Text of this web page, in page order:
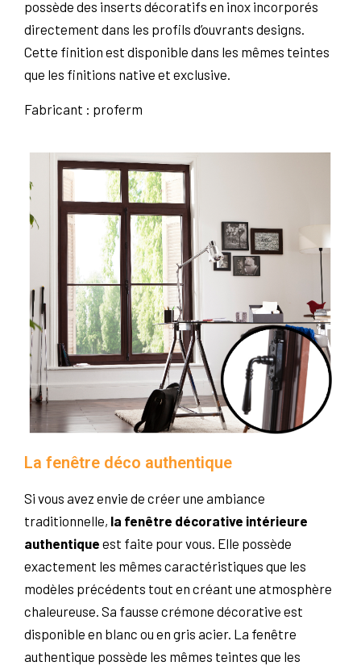
possède des inserts décoratifs en inox incorporés
directement dans les profils d’ouvrants designs.
Cette finition est disponible dans les mêmes teintes
que les finitions native et exclusive.
Fabricant : proferm
La fenêtre déco authentique
Si vous avez envie de créer une ambiance
traditionnelle, la fenêtre décorative intérieure
authentique est faite pour vous. Elle possède
exactement les mêmes caractéristiques que les
modèles précédents tout en créant une atmosphère
chaleureuse. Sa fausse crémone décorative est
disponible en blanc ou en gris acier. La fenêtre
authentique possède les mêmes teintes que les